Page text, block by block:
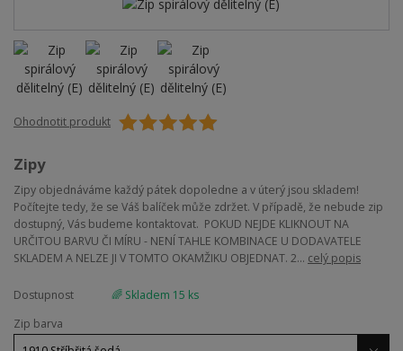
Ohodnotit produkt
Zipy
Zipy objednáváme každý pátek dopoledne a v úterý jsou skladem!
Počítejte tedy, že se Váš balíček může zdržet. V případě, že nebude zip
dostupný, Vás budeme kontaktovat. POKUD NEJDE KLIKNOUT NA
URČITOU BARVU ČI MÍRU - NENÍ TAHLE KOMBINACE U DODAVATELE
SKLADEM A NELZE JI V TOMTO OKAMŽIKU OBJEDNAT. 2... celý popis
Dostupnost
🌈 Skladem 15 ks
Zip barva